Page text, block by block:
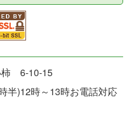
柿 6-10-15
半)12時～13時お電話対応